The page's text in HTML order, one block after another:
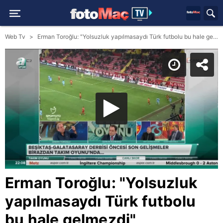
Web Tv Erman Toroğlu: "Yolsuzluk yapılmasaydı Türk futbolu bu hale gelmezdi"
Erman Toroğlu: "Yolsuzluk
yapılmasaydı Türk futbolu
bu hale gelmezdi"